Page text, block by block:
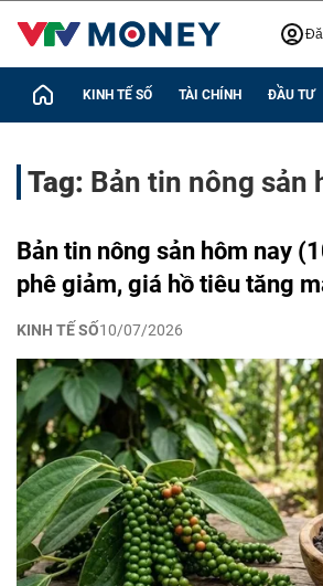
KINH TẾ SỐ TÀI CHÍNH ĐẦU TƯ
Tag: Bản tin nông sản
Bản tin nông sản hôm nay
phê giảm, giá hồ tiêu tăng
KINH TẾ SỐ10/07/2026